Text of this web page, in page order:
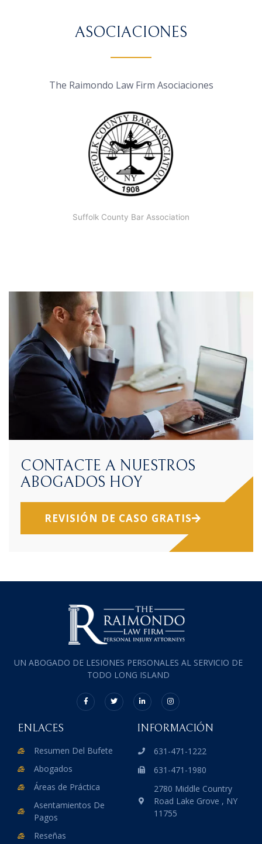
ASOCIACIONES
The Raimondo Law Firm Asociaciones
Suffolk County Bar Association
CONTACTE A NUESTROS
ABOGADOS HOY
REVISIÓN DE CASO GRATIS
UN ABOGADO DE LESIONES PERSONALES AL SERVICIO DE
TODO LONG ISLAND
ENLACES
Resumen Del Bufete
Abogados
Áreas de Práctica
Asentamientos De
Pagos
Reseñas
INFORMACIÓN
631-471-1222
631-471-1980
2780 Middle Country
Road Lake Grove , NY
11755